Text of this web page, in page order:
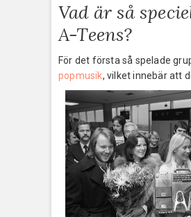
Vad är så
A-Teens?
För det första så spelade
popmusik, vilket innebär att